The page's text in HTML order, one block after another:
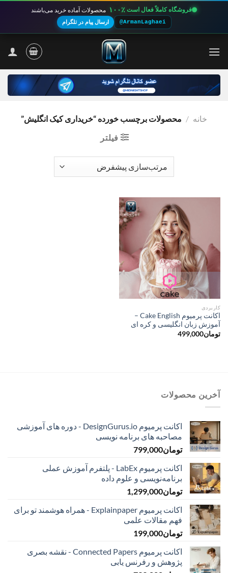
فروشگاه کاملاً فعال است ۱۰۰٪ محصولات آماده خرید می‌باشند
@ArmanLaghaei ارسال پیام در تلگرام
خانه / محصولات برچسب خورده “خریداری کیک انگلیش”
فیلتر
کاربردی
اکانت پرمیوم Cake English –
آموزش زبان انگلیسی و کره ای
تومان499,000
آخرین محصولات
اکانت پرمیوم DesignGurus.io - دوره ‌های آموزشی
مصاحبه ‌های برنامه نویسی
تومان799,000
اکانت پرمیوم LabEx - پلتفرم آموزش عملی
برنامه‌نویسی و علوم داده
تومان1,299,000
اکانت پرمیوم Explainpaper - همراه هوشمند تو برای
فهم مقالات علمی
تومان199,000
اکانت پرمیوم Connected Papers - نقشه بصری
پژوهش و رفرنس یابی